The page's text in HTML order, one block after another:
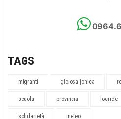
TAGS
migranti gioiosa jonica
scuola provincia locride
solidarietà meteo